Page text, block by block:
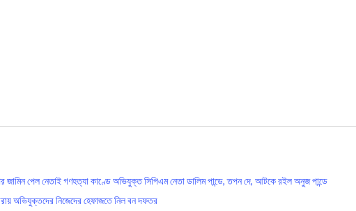
পেল নেতাই গণহত্যা কাণ্ডে অভিযুক্ত সিপিএম নেতা ডালিম পান্ডে, তপন দে, আটকে রইল অনুজ পান্ডে
অভিযুক্তদের নিজেদের হেফাজতে নিল বন দফতর